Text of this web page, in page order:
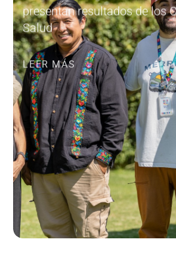
presentan resultados de los
Salud
LEER MÁS